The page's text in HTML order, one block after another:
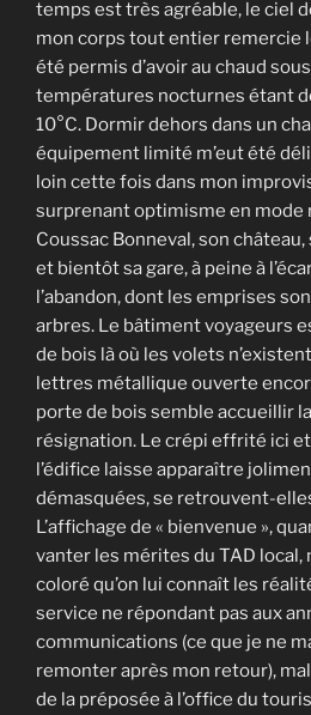
temps est très agréable, le ciel
mon corps tout entier remercie
été permis d’avoir au chaud
températures nocturnes étant
10°C. Dormir dehors dans un
équipement limité m’eut été
loin cette fois dans mon
surprenant optimisme en mode
Coussac Bonneval, son
et bientôt sa gare, à peine à
l’abandon, dont les emprises
arbres. Le bâtiment voyageurs
de bois là où les volets
lettres métallique ouverte
porte de bois semble accueillir
résignation. Le crépi effrité ici
l’édifice laisse apparaître
démasquées, se retrouvent-
L’affichage de « bienvenue »,
vanter les mérites du TAD local,
coloré qu’on lui connaît les
service ne répondant pas aux
communications (ce que je ne
remonter après mon retour),
de la préposée à l’office du